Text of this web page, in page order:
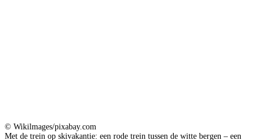
© Wikilmages/pixabay.com
Met de trein op skivakantie: een rode trein tussen de witte bergen – een